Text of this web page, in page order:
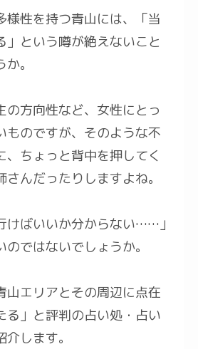
様性を持つ青山には、「当
」という噂が絶えないこと
。
の方向性など、女性にとっ
ものですが、そのような不
、ちょっと背中を押してく
んだったりしますよね。
けばいいか分からない……」
ではないでしょうか。
山エリアとその周辺に点在
る」と評判の占い処・占い
します。